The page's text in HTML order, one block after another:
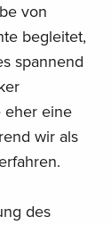
von
begleitet,
spannend
eher eine
wir als
des